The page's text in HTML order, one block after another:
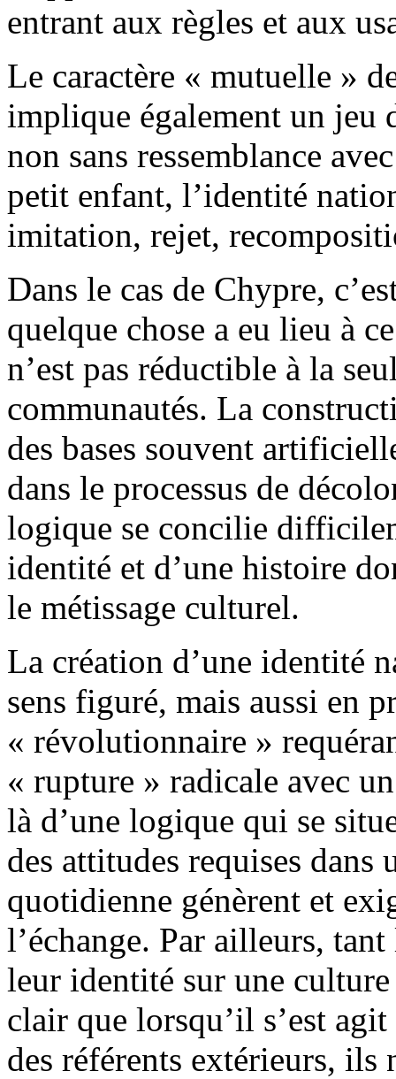
entrant aux règles et aux
Le caractère « mutuelle »
implique également un jeu
non sans ressemblance
petit enfant, l’identité
imitation, rejet,
Dans le cas de Chypre,
quelque chose a eu lieu à
n’est pas réductible à la
communautés. La
des bases souvent
dans le processus de
logique se concilie
identité et d’une histoire
le métissage culturel.
La création d’une identité
sens figuré, mais aussi en
« révolutionnaire »
« rupture » radicale avec
là d’une logique qui se
des attitudes requises
quotidienne génèrent et
l’échange. Par ailleurs,
leur identité sur une
clair que lorsqu’il s’est
des référents extérieurs, ils